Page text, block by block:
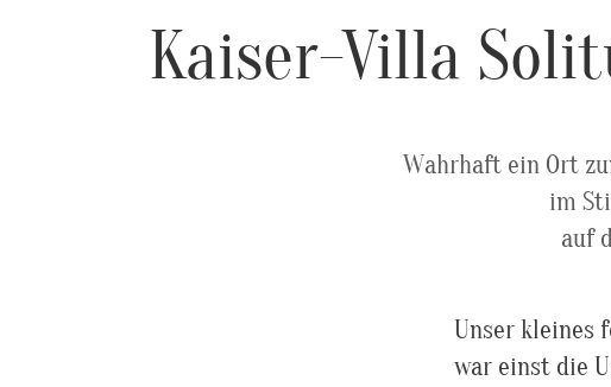
Kaiser-Villa
Wahrhaft ein Ort
im
auf
Unser kleines
war einst die